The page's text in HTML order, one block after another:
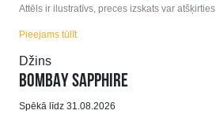
Attēls ir ilustratīvs, preces izskats var atšķirties
Pieejams tūlīt
Džins
BOMBAY SAPPHIRE
Spēkā līdz 31.08.2026